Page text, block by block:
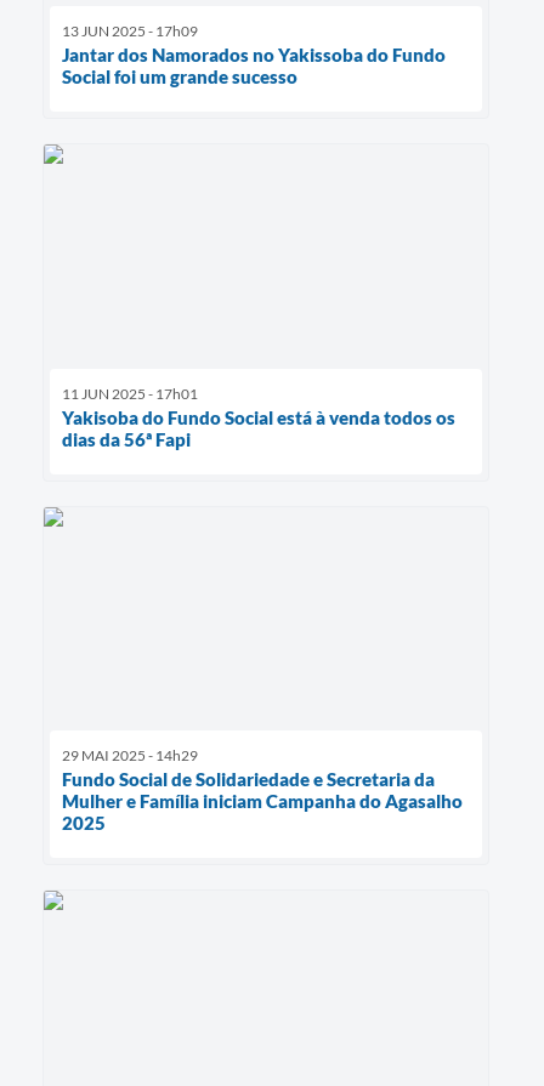
13 JUN 2025 - 17h09
Jantar dos Namorados no Yakissoba do Fundo
Social foi um grande sucesso
11 JUN 2025 - 17h01
Yakisoba do Fundo Social está à venda todos os
dias da 56ª Fapi
29 MAI 2025 - 14h29
Fundo Social de Solidariedade e Secretaria da
Mulher e Família iniciam Campanha do Agasalho
2025